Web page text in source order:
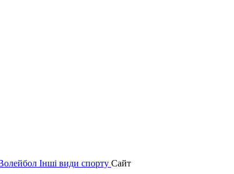
Інші види спорту Сайт